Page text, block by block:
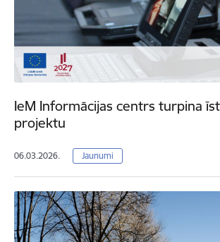
IeM Informācijas centrs turpina
projektu
06.03.2026. Jaunumi